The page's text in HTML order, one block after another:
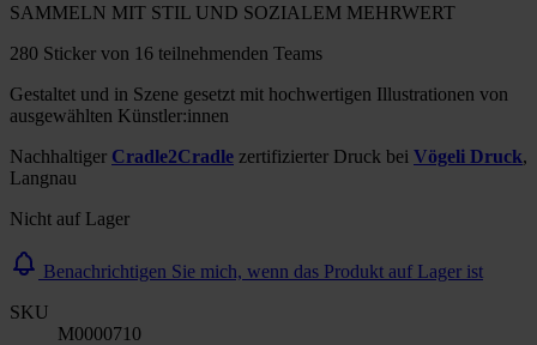
SAMMELN MIT STIL UND SOZIALEM MEHRWERT
280 Sticker von 16 teilnehmenden Teams
Gestaltet und in Szene gesetzt mit hochwertigen Illustrationen von
ausgewählten Künstler:innen
Nachhaltiger Cradle2Cradle zertifizierter Druck bei Vögeli Druck,
Langnau
Nicht auf Lager
Benachrichtigen Sie mich, wenn das Produkt auf Lager ist
SKU
M0000710